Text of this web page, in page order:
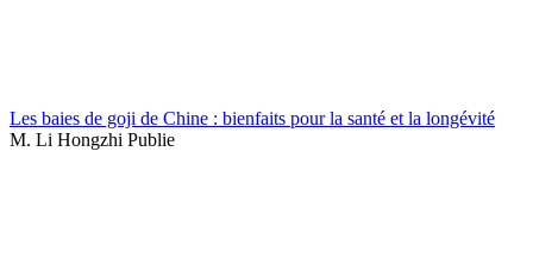
Les baies de goji de Chine : bienfaits pour la santé et la longévité
M. Li Hongzhi Publie